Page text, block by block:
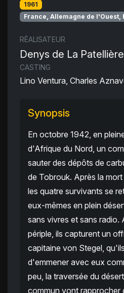
1961
France, Allemagne de l'Ouest,
RÉALISATEUR
Denys de La Patellière
CASTING
Lino Ventura, Charles
Synopsis
En octobre 1942, en
d'Afrique du Nord, un
sauter des dépôts de
de Tobrouk. Après la
les quatre survivants se
eux-mêmes en plein
sans vivres et sans radio.
périple, ils capturent un
capitaine von Stegel,
d'emmener avec eux
peu, la traversée du
commun vont rapprocher